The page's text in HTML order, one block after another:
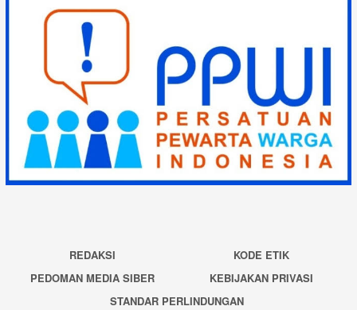
REDAKSI
KODE ETIK
PEDOMAN MEDIA SIBER
KEBIJAKAN PRIVASI
STANDAR PERLINDUNGAN